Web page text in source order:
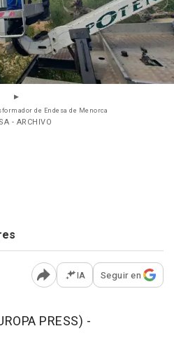
de Endesa de Menorca
- ARCHIVO
Abrir opciones para
IA Seguir en
PRESS) -